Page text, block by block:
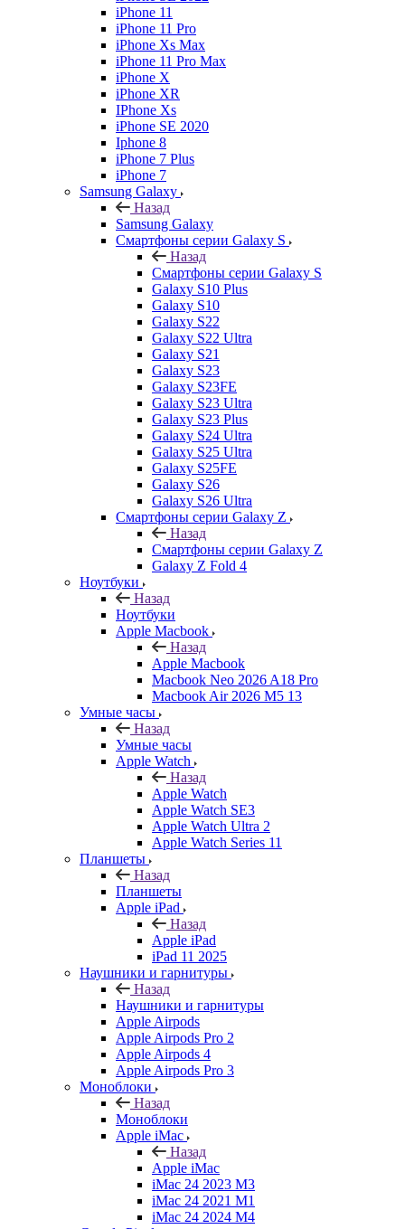
iPhone 11
iPhone 11 Pro
iPhone Xs Max
iPhone 11 Pro Max
iPhone X
iPhone XR
IPhone Xs
iPhone SE 2020
Iphone 8
iPhone 7 Plus
iPhone 7
Samsung Galaxy
Назад
Samsung Galaxy
Смартфоны серии Galaxy S
Назад
Смартфоны серии Galaxy S
Galaxy S10 Plus
Galaxy S10
Galaxy S22
Galaxy S22 Ultra
Galaxy S21
Galaxy S23
Galaxy S23FE
Galaxy S23 Ultra
Galaxy S23 Plus
Galaxy S24 Ultra
Galaxy S25 Ultra
Galaxy S25FE
Galaxy S26
Galaxy S26 Ultra
Смартфоны серии Galaxy Z
Назад
Смартфоны серии Galaxy Z
Galaxy Z Fold 4
Ноутбуки
Назад
Ноутбуки
Apple Macbook
Назад
Apple Macbook
Macbook Neo 2026 A18 Pro
Macbook Air 2026 M5 13
Умные часы
Назад
Умные часы
Apple Watch
Назад
Apple Watch
Apple Watch SE3
Apple Watch Ultra 2
Apple Watch Series 11
Планшеты
Назад
Планшеты
Apple iPad
Назад
Apple iPad
iPad 11 2025
Наушники и гарнитуры
Назад
Наушники и гарнитуры
Apple Airpods
Apple Airpods Pro 2
Apple Airpods 4
Apple Airpods Pro 3
Моноблоки
Назад
Моноблоки
Apple iMac
Назад
Apple iMac
iMac 24 2023 M3
iMac 24 2021 M1
iMac 24 2024 M4